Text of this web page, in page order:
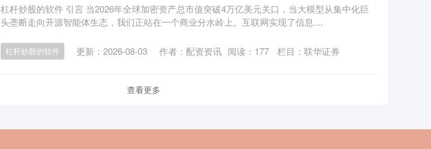
杠杆炒股的软件 引言 当2026年全球加密资产总市值突破4万亿美元关口，当大模型从集中化巨
头垄断走向开源智能体生态，我们正站在一个商业分水岭上。互联网实现了信息....
杠杆炒股的软件 更新：2026-08-03 作者：配资资讯 阅读： 177 栏目： 联华证券
查看更多